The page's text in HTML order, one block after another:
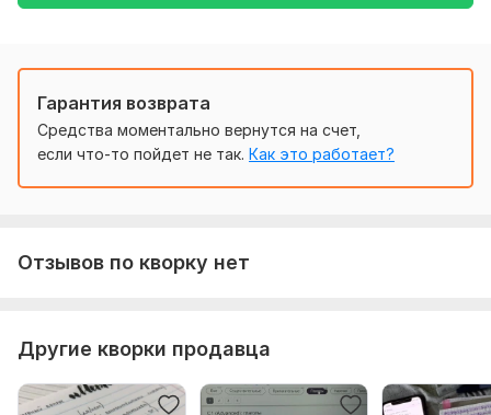
документа), а также желаемый перевод (с русского языка
Тематика: Недвижимость,Семья, дети,Строительство,
Финансы, банки,Другое
Язык перевода:
с Русского на Английский
с Английского на Русский
Гарантия возврата
Средства моментально вернутся на счет,
если что-то пойдет не так. Как это работает?
Отзывов по кворку нет
Другие кворки продавца